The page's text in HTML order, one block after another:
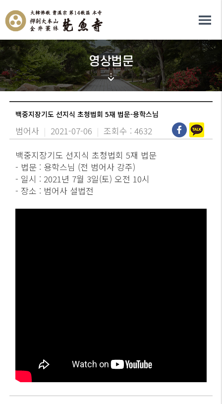
영상법문
백중지장기도 선지식 초청법회 5재 법문-용학스님
범어사 | 2021-07-06 | 조회수 : 4632
백중지장기도 선지식 초청법회 5재 법문
- 법문 : 용학스님 (전 범어사 강주)
- 일시 : 2021년 7월 3일(토) 오전 10시
- 장소 : 범어사 설법전